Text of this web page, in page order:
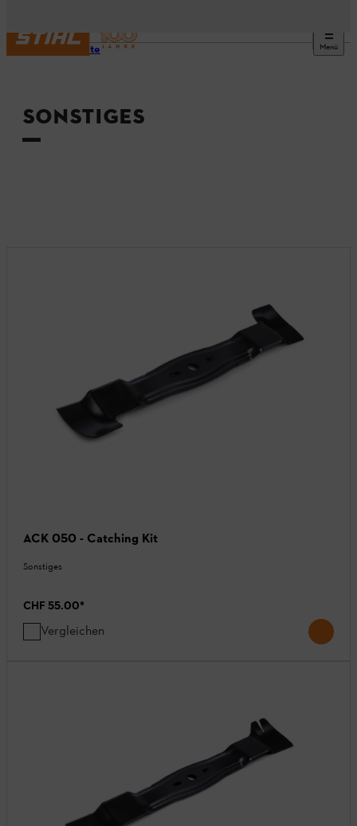
Menü
Startseite
SONSTIGES
ACK 050 - Catching Kit
Sonstiges
CHF 55.00*
Vergleichen